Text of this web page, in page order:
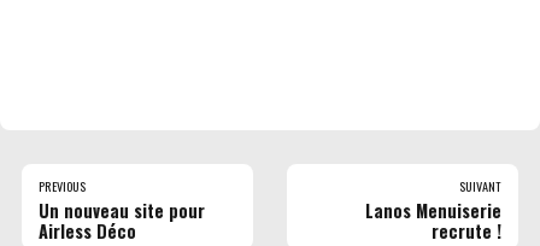
PREVIOUS
Un nouveau site pour
Airless Déco
SUIVANT
Lanos Menuiserie
recrute !